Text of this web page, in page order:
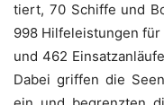
tiert, 70 Schif­fe und
998 Hil­fe­leis­tun­gen
und 462
Dabei grif­fen die